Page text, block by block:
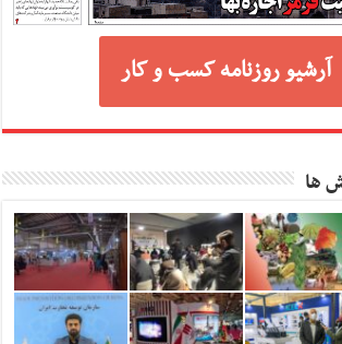
آرشیو روزنامه کسب و کار
ها